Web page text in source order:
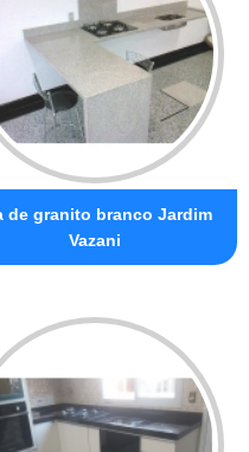
de granito branco Jardim
Vazani